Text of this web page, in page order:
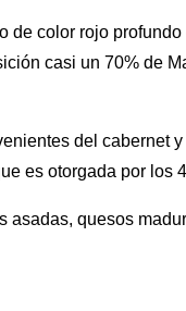
de color rojo
casi un 70% de
del cabernet
es otorgada por los
asadas, quesos